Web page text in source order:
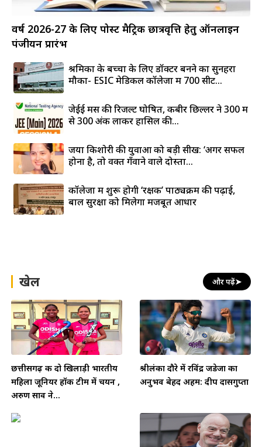
वर्ष 2026-27 के लिए पोस्ट मैट्रिक छात्रवृत्ति हेतु ऑनलाइन
पंजीयन प्रारंभ
श्रमिकों के बच्चों के लिए डॉक्टर बनने का सुनहरा
मौका- ESIC मेडिकल कॉलेजों में 700 सीटें...
जेईई मेंस की रिजल्ट घोषित, कबीर छिल्लर ने 300 में
से 300 अंक लाकर हासिल की...
जया किशोरी की युवाओं को बड़ी सीख: ‘अगर सफल
होना है, तो वक्त गँवाने वाले दोस्तों...
कॉलेजों में शुरू होगी ‘रक्षक’ पाठ्यक्रम की पढ़ाई,
बाल सुरक्षा को मिलेगा मजबूत आधार
खेल और पढ़ें➤
छत्तीसगढ़ की दो खिलाड़ी भारतीय
महिला जूनियर हॉकी टीम में चयन ,
अरुण साव ने...
श्रीलंका दौरे में रविंद्र जडेजा का
अनुभव बेहद अहम: दीप दासगुप्ता